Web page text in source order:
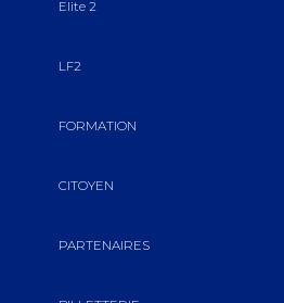
Elite 2
LF2
FORMATION
CITOYEN
PARTENAIRES